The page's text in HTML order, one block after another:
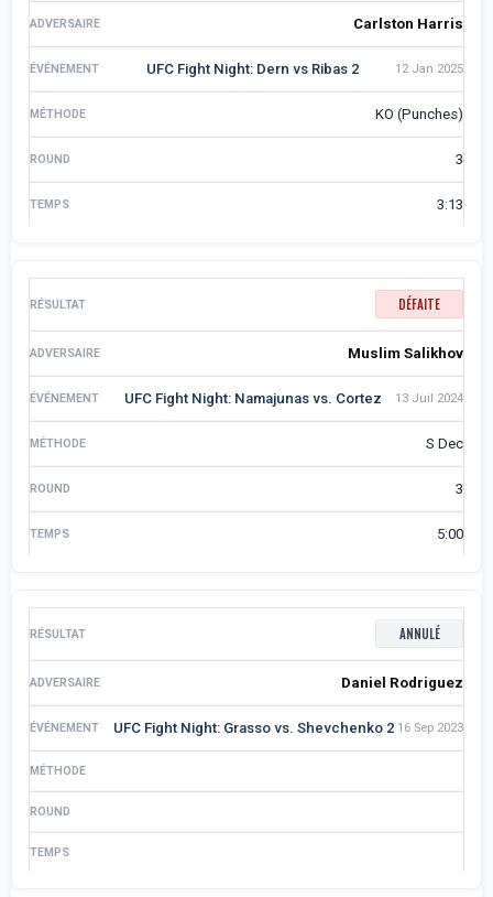
Carlston Harris
UFC Fight Night: Dern vs Ribas 2 12 Jan 2025
KO (Punches)
3
3:13
DÉFAITE
Muslim Salikhov
UFC Fight Night: Namajunas vs. Cortez 13 Juil 2024
S Dec
3
5:00
ANNULÉ
Daniel Rodriguez
UFC Fight Night: Grasso vs. Shevchenko 2 16 Sep 2023